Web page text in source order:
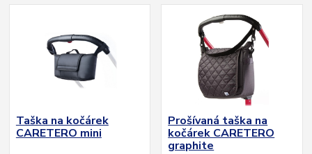
Taška na kočárek
CARETERO mini
Prošívaná taška na
kočárek CARETERO
graphite